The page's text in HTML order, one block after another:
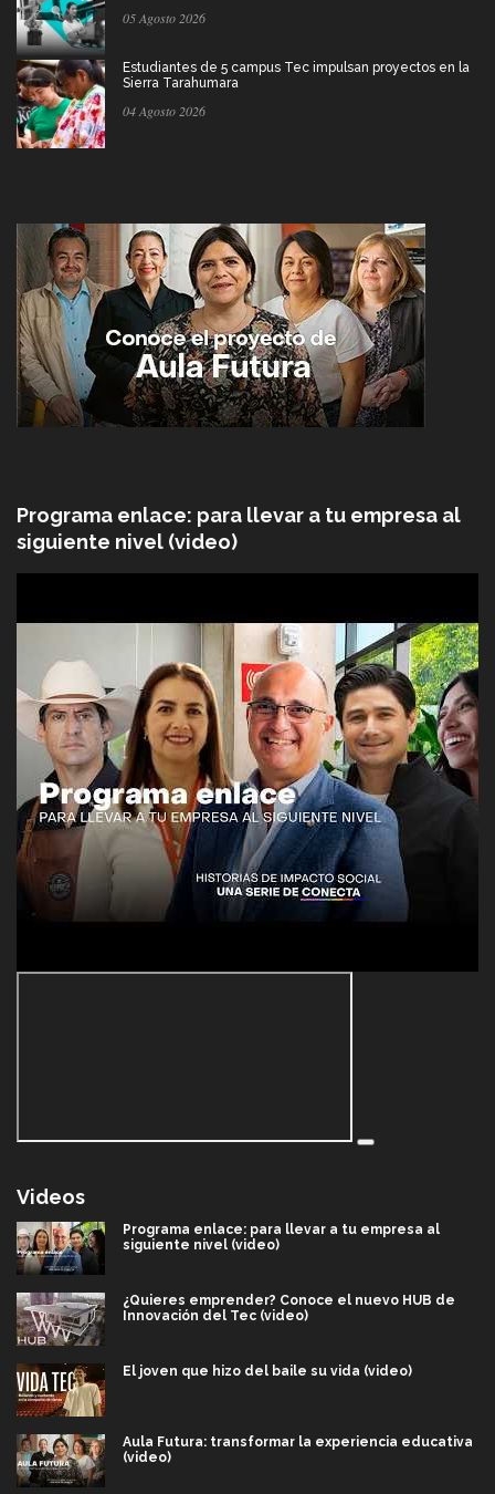
05 Agosto 2026
Estudiantes de 5 campus Tec impulsan proyectos en la
Sierra Tarahumara
04 Agosto 2026
Programa enlace: para llevar a tu empresa al
siguiente nivel (video)
Videos
Programa enlace: para llevar a tu empresa al
siguiente nivel (video)
¿Quieres emprender? Conoce el nuevo HUB de
Innovación del Tec (video)
El joven que hizo del baile su vida (video)
Aula Futura: transformar la experiencia educativa
(video)